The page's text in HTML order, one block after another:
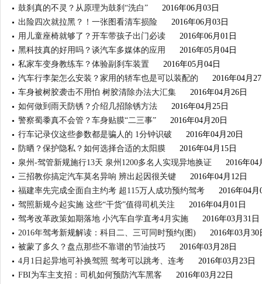
鼓刹真的不灵？从原理为鼓刹“洗白”
2016年06月03日
出险四次就拉黑？！一张图看清车损险
2016年06月03日
用儿童座椅就够了？开车带孩子出门必读
2016年06月01日
黑科技真的好用吗？谈汽车多媒体的应用
2016年05月04日
私家车变身教练车？体验副刹车装置
2016年05月04日
汽车行李架怎么安装？家用的轿车也是可以装配的
2016年04月
车身被树胶袭击不用怕 树胶清除办法大汇集
2016年04月26日
如何做到雨天防锈？介绍几招除锈方法
2016年04月25日
警察蜀黍真不会管？车身贴膜“二三事”
2016年04月20日
行车记录仪这些参数都是骗人的 1分钟识破
2016年04月20日
防晒？保护隐私？如何选择合适的太阳膜
2016年04月15日
泉州-驾管新规施行13天 泉州1200多名人实现异地换证
2016年04
三招教你搞定汽车莫名异响 辨出起因很关键
2016年04月12日
福建率先完成全面自主约考 超115万人成功预约驾考
2016年04月
驾照新规今起实施 这些“干货”值得司机关注
2016年04月01日
驾考改革政策如期落地 小汽车自学直考4月实施
2016年03月31日
2016年驾考新规解读：科目二、三可同时预约(图)
2016年03月30
被蒙了多久？盘点那些不靠谱的节油技巧
2016年03月28日
4月1日起异地可补换驾照 驾考可以跳考、连考
2016年03月23日
FBI为车主支招：司机如何预防汽车黑客
2016年03月22日